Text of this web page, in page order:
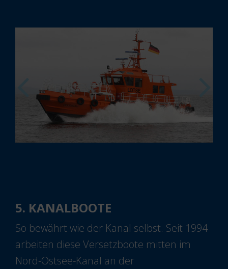
5. KANALBOOTE
So bewährt wie der Kanal selbst. Seit 1994
arbeiten diese Versetzboote mitten im
Nord-Ostsee-Kanal an der